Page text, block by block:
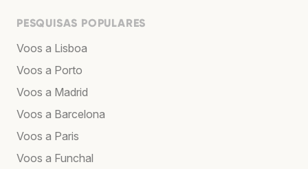
PESQUISAS POPULARES
Voos a Lisboa
Voos a Porto
Voos a Madrid
Voos a Barcelona
Voos a Paris
Voos a Funchal